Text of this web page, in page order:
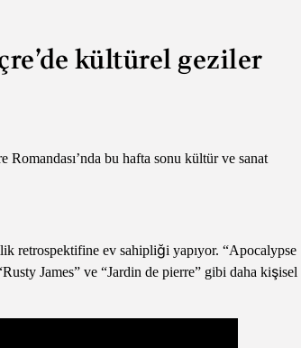
kültürel geziler
bu hafta sonu kültür ve sanat
retrospektifine ev sahipliği yapıyor. “Apocalypse
James” ve “Jardin de pierre” gibi daha kişisel